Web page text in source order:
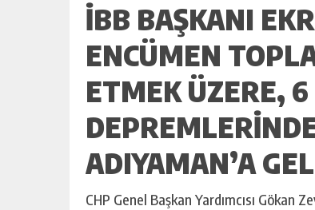
İBB BAŞKANI
ENCÜMEN
ETMEK ÜZERE,
ADIYAMAN’A
CHP Genel Başkan Yardımcısı